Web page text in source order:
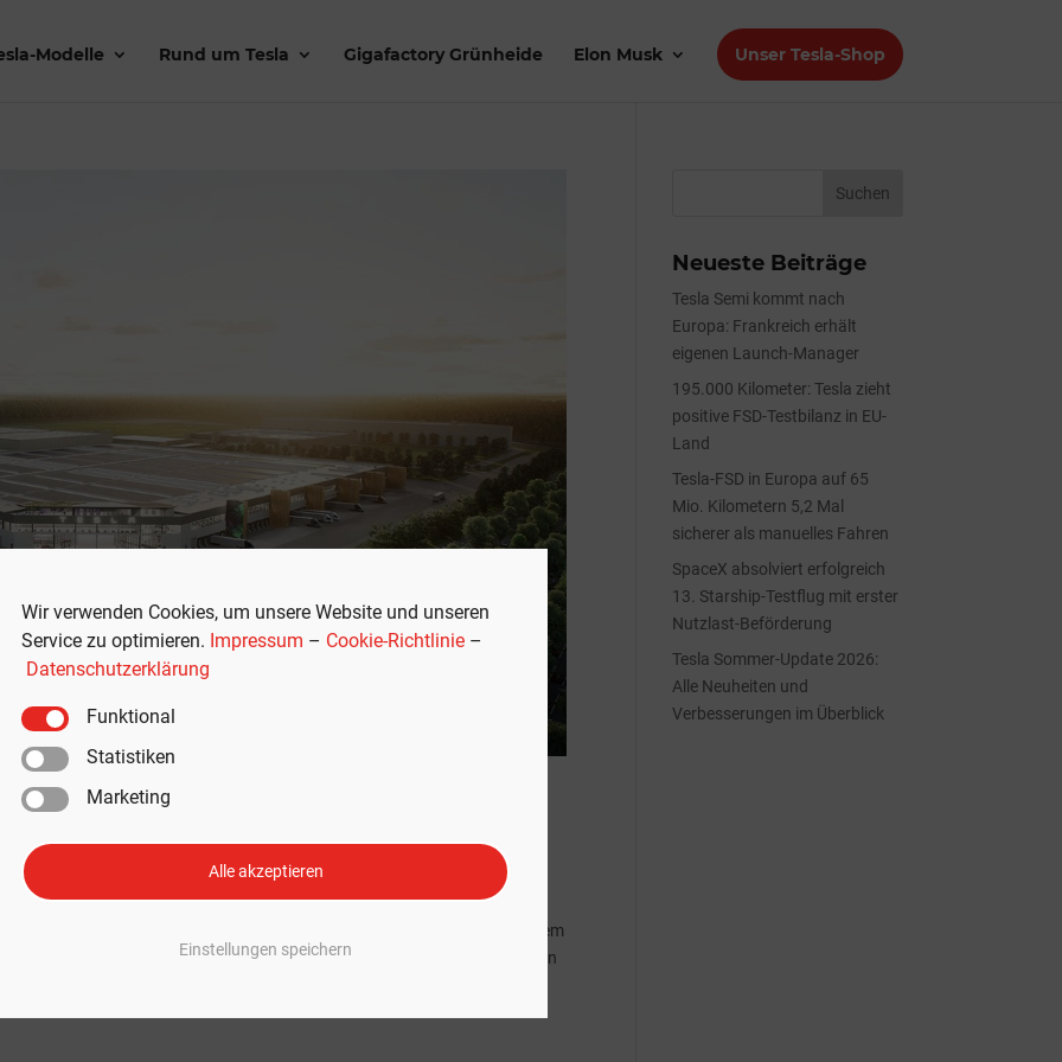
Wir verwenden Cookies, um unsere Website und unseren
Service zu optimieren. Impressum – Cookie-Richtlinie –
Datenschutzerklärung
Funktional
Statistiken
Marketing
Alle akzeptieren
Einstellungen speichern
Modelle Rund um Tesla Gigafactory Grünheide Elon Musk Unser Tesla-Shop
Brand verursacht
zufolge ist die Feuerwehr in Grünheide am Montagmorgen zu einem
Grünheide Wie moz.de berichtet, kam es am frühen Montagmorgen gegen
Neueste Beiträge
Tesla Semi kommt nach
Europa: Frankreich erhält
eigenen Launch-Manager
195.000 Kilometer: Tesla zieht
positive FSD-Testbilanz in EU-
Land
Tesla-FSD in Europa auf 65
Mio. Kilometern 5,2 Mal
sicherer als manuelles Fahren
SpaceX absolviert erfolgreich
13. Starship-Testflug mit erster
Nutzlast-Beförderung
Tesla Sommer-Update 2026:
Alle Neuheiten und
Verbesserungen im Überblick